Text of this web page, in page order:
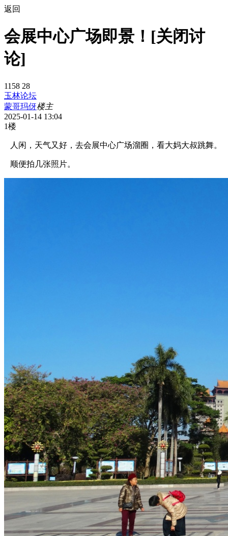
返回
会展中心广场即景！[关闭讨
论]
1158 28
玉林论坛
蒙哥玛伢楼主
2025-01-14 13:04
1楼
人闲，天气又好，去会展中心广场溜圈，看大妈大叔跳舞。
顺便拍几张照片。